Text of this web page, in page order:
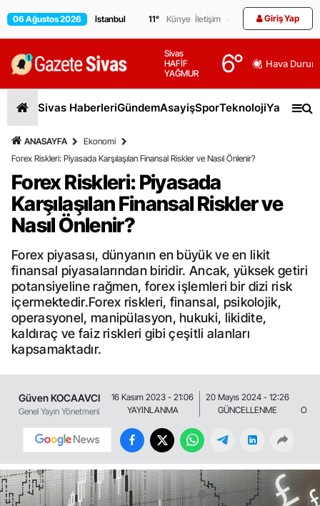
06 Ağustos 2026 11° Künye İletişim Giriş Yap
Sivas
HAFİF
YAĞMUR
6° Hava
Sivas HaberleriGündemAsayişSporTeknolojiYaşam
ANASAYFA
Ekonomi
Forex Riskleri: Piyasada Karşılaşılan Finansal Riskler ve Nasıl Önlenir?
Forex Riskleri: Piyasada
Karşılaşılan Finansal Riskler ve
Nasıl Önlenir?
Forex piyasası, dünyanın en büyük ve en likit
finansal piyasalarından biridir. Ancak, yüksek getiri
potansiyeline rağmen, forex işlemleri bir dizi risk
içermektedir.Forex riskleri, finansal, psikolojik,
operasyonel, manipülasyon, hukuki, likidite,
kaldıraç ve faiz riskleri gibi çeşitli alanları
kapsamaktadır.
Güven KOCAAVCI
Genel Yayın Yönetmeni
16 Kasım 2023 - 21:06
YAYINLANMA
20 Mayıs 2024 - 12:26
GÜNCELLENME